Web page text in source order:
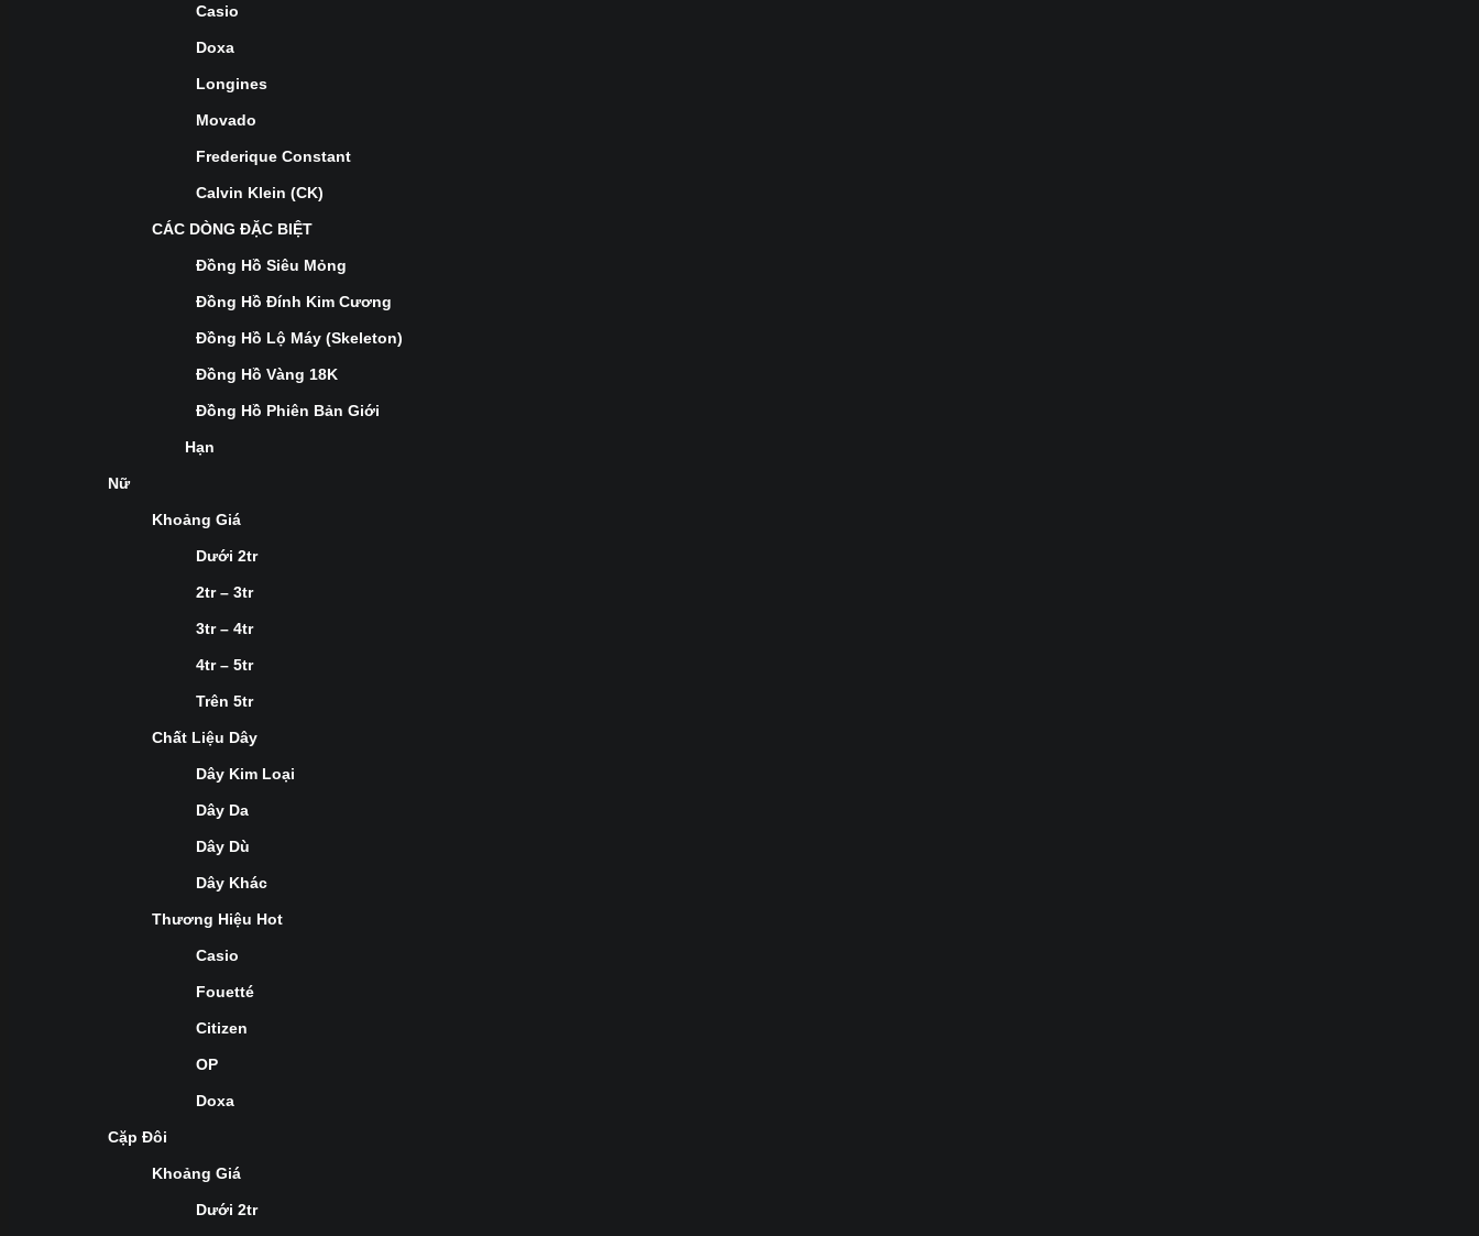
Casio
Doxa
Longines
Movado
Frederique Constant
Calvin Klein (CK)
CÁC DÒNG ĐẶC BIỆT
Đồng Hồ Siêu Mỏng
Đồng Hồ Đính Kim Cương
Đồng Hồ Lộ Máy (Skeleton)
Đồng Hồ Vàng 18K
Đồng Hồ Phiên Bản Giới
Hạn
Nữ
Khoảng Giá
Dưới 2tr
2tr – 3tr
3tr – 4tr
4tr – 5tr
Trên 5tr
Chất Liệu Dây
Dây Kim Loại
Dây Da
Dây Dù
Dây Khác
Thương Hiệu Hot
Casio
Fouetté
Citizen
OP
Doxa
Cặp Đôi
Khoảng Giá
Dưới 2tr